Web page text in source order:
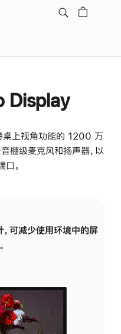
Display
桌上视角功能的 1200 万
棚级麦克风和扬声器，以
。
可减少使用环境中的屏